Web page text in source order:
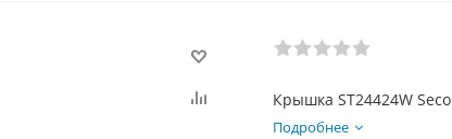
Крышка ST24424W Seco
Подробнее